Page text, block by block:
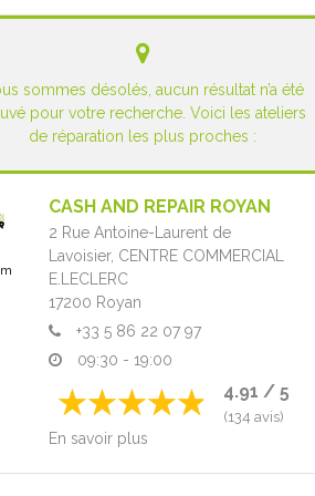
sommes désolés, aucun résultat n’a été
pour votre recherche. Voici les ateliers
de réparation les plus proches :
CASH AND REPAIR ROYAN
2 Rue Antoine-Laurent de
Lavoisier, CENTRE COMMERCIAL
E.LECLERC
17200 Royan
+33 5 86 22 07 97
09:30 - 19:00
4.91 / 5
(134 avis)
En savoir plus